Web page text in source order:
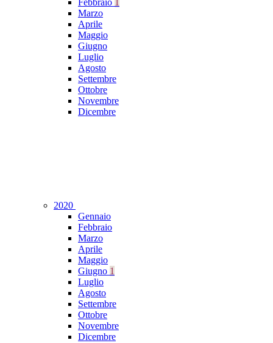
Febbraio
Marzo
Aprile
Maggio
Giugno
Luglio
Agosto
Settembre
Ottobre
Novembre
Dicembre
2020
Gennaio
Febbraio
Marzo
Aprile
Maggio
Giugno 1
Luglio
Agosto
Settembre
Ottobre
Novembre
Dicembre